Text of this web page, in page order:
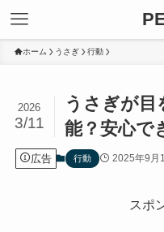
ホーム うさぎ 行動
うさぎが目
能？安心で
2026
3/11
広告 行動 2025年9月
スポ